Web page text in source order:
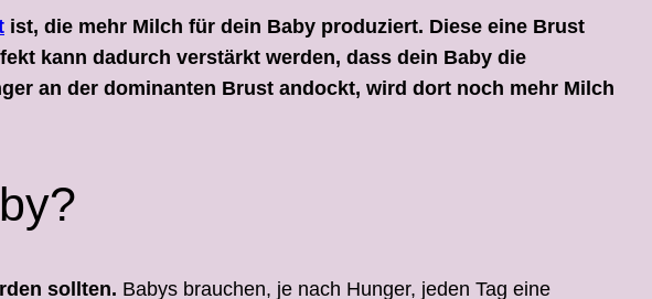
ist, die mehr Milch für dein Baby produziert. Diese eine Brust
kann dadurch verstärkt werden, dass dein Baby die
an der dominanten Brust andockt, wird dort noch mehr Milch
sollten. Babys brauchen, je nach Hunger, jeden Tag eine